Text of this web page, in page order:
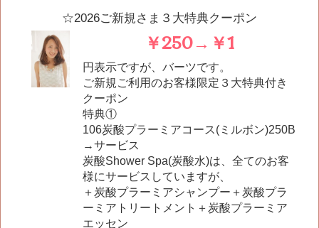
☆2026ご新規さま３大特典クーポン
￥250→￥1
円表示ですが、バーツです。
ご新規ご利用のお客様限定３大特典付き
クーポン
特典①
106炭酸プラーミアコース(ミルボン)250B
→サービス
炭酸Shower Spa(炭酸水)は、全てのお客
様にサービスしていますが、
＋炭酸プラーミアシャンプー＋炭酸プラ
ーミアトリートメント＋炭酸プラーミア
エッセン